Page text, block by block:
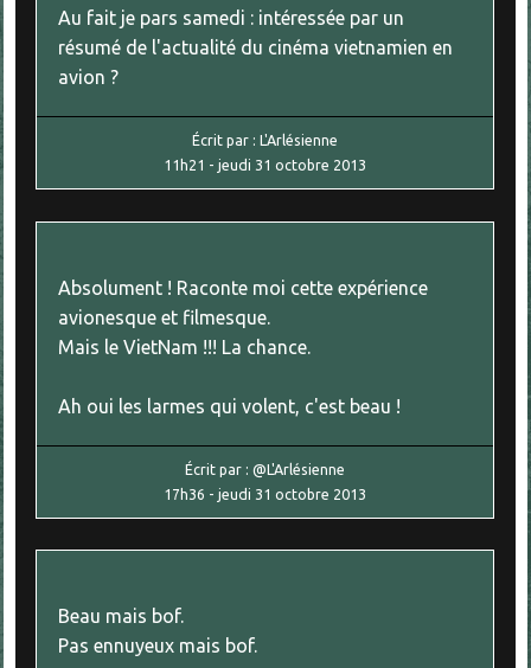
Au fait je pars samedi : intéressée par un
résumé de l'actualité du cinéma vietnamien en
avion ?
Écrit par :L'Arlésienne
11h21 -jeudi 31 octobre 2013
Absolument ! Raconte moi cette expérience
avionesque et filmesque.
Mais le VietNam !!! La chance.
Ah oui les larmes qui volent, c'est beau !
Écrit par :@L'Arlésienne
17h36 -jeudi 31 octobre 2013
Beau mais bof.
Pas ennuyeux mais bof.